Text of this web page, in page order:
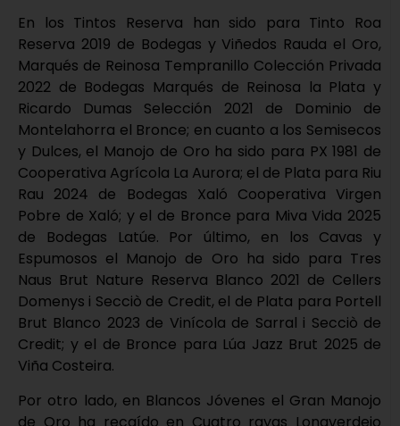
En los Tintos Reserva han sido para Tinto Roa
Reserva 2019 de Bodegas y Viñedos Rauda el Oro,
Marqués de Reinosa Tempranillo Colección Privada
2022 de Bodegas Marqués de Reinosa la Plata y
Ricardo Dumas Selección 2021 de Dominio de
Montelahorra el Bronce; en cuanto a los Semisecos
y Dulces, el Manojo de Oro ha sido para PX 1981 de
Cooperativa Agrícola La Aurora; el de Plata para Riu
Rau 2024 de Bodegas Xaló Cooperativa Virgen
Pobre de Xaló; y el de Bronce para Miva Vida 2025
de Bodegas Latúe. Por último, en los Cavas y
Espumosos el Manojo de Oro ha sido para Tres
Naus Brut Nature Reserva Blanco 2021 de Cellers
Domenys i Secciò de Credit, el de Plata para Portell
Brut Blanco 2023 de Vinícola de Sarral i Secciò de
Credit; y el de Bronce para Lúa Jazz Brut 2025 de
Viña Costeira.
Por otro lado, en Blancos Jóvenes el Gran Manojo
de Oro ha recaído en Cuatro rayas Longverdejo